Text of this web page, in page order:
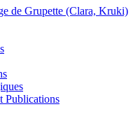
de Grupette (Clara, Kruki)
Publications